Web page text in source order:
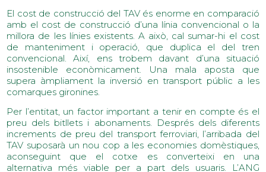
El cost de construcció del TAV és enorme en comparació
amb el cost de construcció d’una línia convencional o la
millora de les línies existents. A això, cal sumar-hi el cost
de manteniment i operació, que duplica el del tren
convencional. Així, ens trobem davant d’una situació
insostenible econòmicament. Una mala aposta que
supera àmpliament la inversió en transport públic a les
comarques gironines.
Per l’entitat, un factor important a tenir en compte és el
preu dels bitllets i abonaments. Després dels diferents
increments de preu del transport ferroviari, l’arribada del
TAV suposarà un nou cop a les economies domèstiques,
aconseguint que el cotxe es converteixi en una
alternativa més viable per a part dels usuaris. L’ANG